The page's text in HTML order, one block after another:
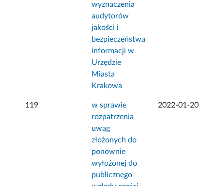
wyznaczenia
audytorów
jakości i
bezpieczeństwa
informacji w
Urzędzie
Miasta
Krakowa
119
w sprawie
rozpatrzenia
uwag
złożonych do
ponownie
wyłożonej do
publicznego
2022-01-20